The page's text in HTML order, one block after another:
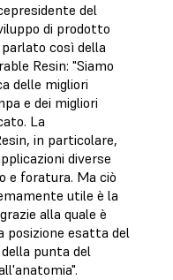
del
di prodotto
così della
Resin: "Siamo
delle migliori
e dei migliori
La
in particolare,
diverse
e foratura. Ma ciò
utile è la
alla quale è
posizione esatta del
punta del